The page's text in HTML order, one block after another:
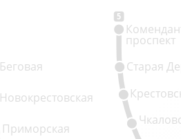
5
Приморская
Старая
проспект
Новокрестовская
Беговая